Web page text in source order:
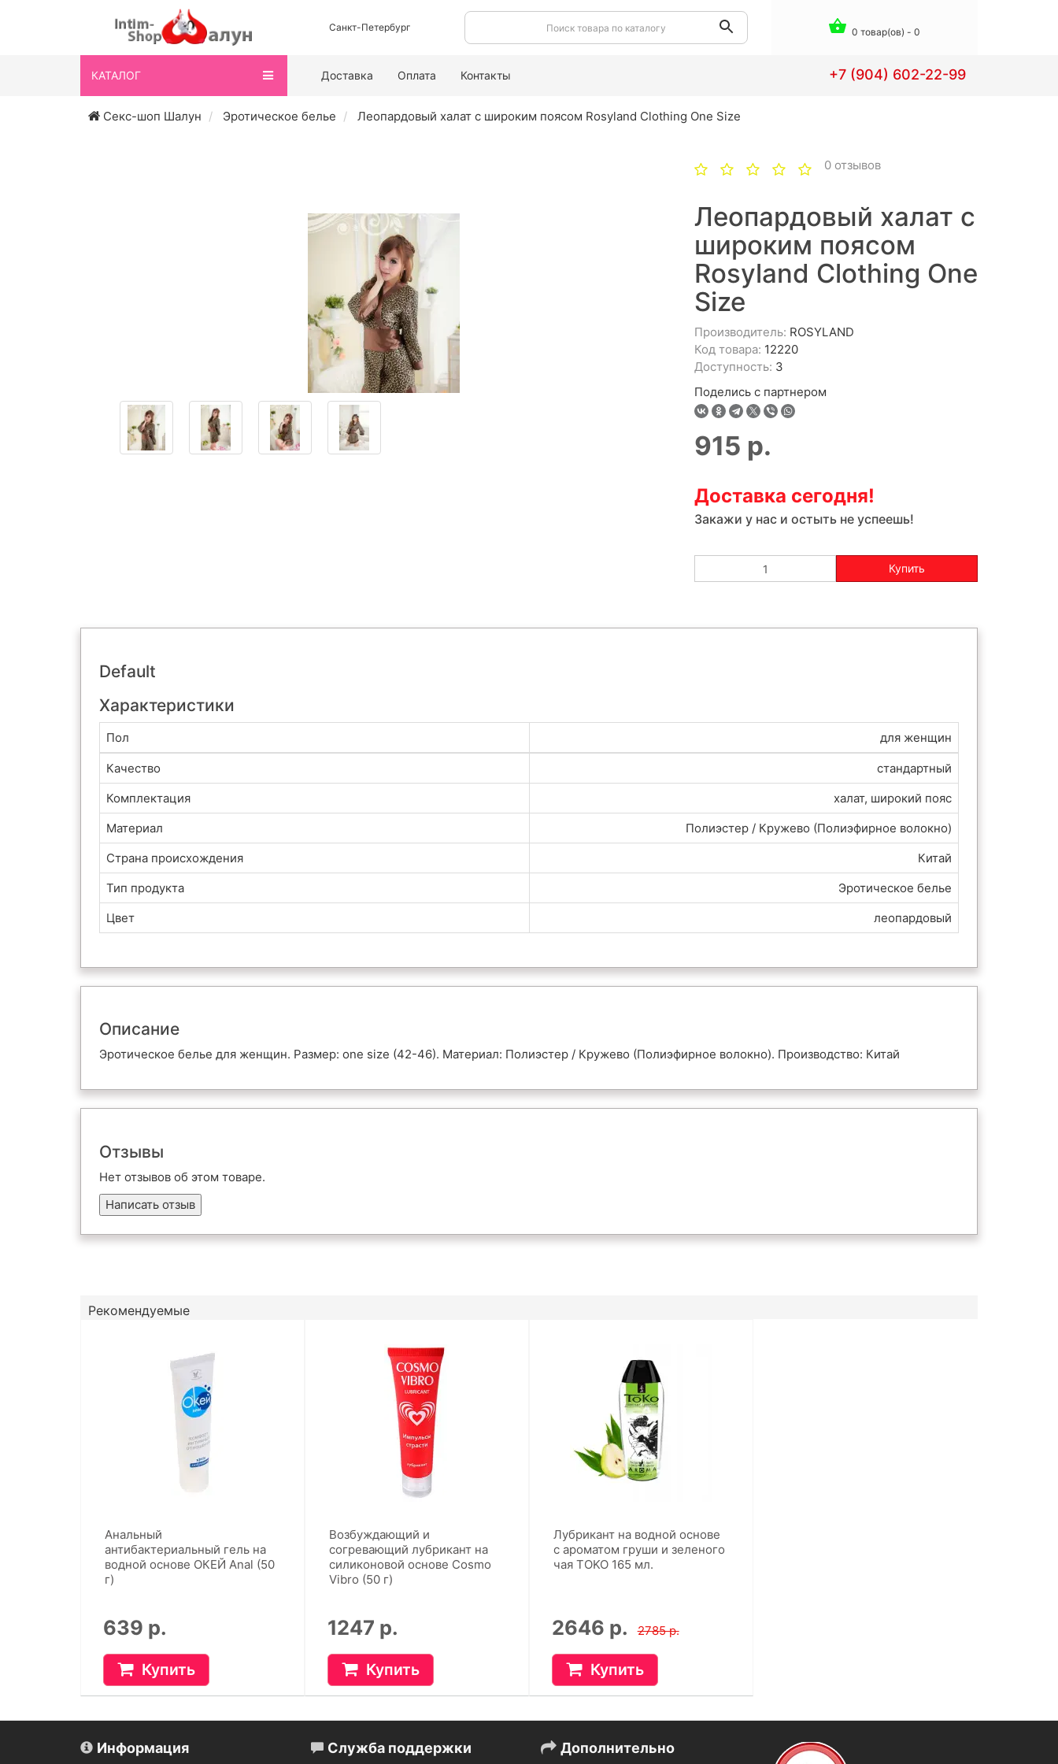
Санкт-Петербург 0 товар(ов) - 0
КАТАЛОГ Доставка Оплата Контакты +7 (904) 602-22-99
Секс-шоп Шалун Эротическое белье Леопардовый халат с широким поясом Rosyland Clothing One Size
0 отзывов
Леопардовый халат с
широким поясом
Rosyland Clothing One
Size
Производитель: ROSYLAND
Код товара: 12220
Доступность: 3
Поделись с партнером
915 р.
Доставка сегодня!
Закажи у нас и остыть не успеешь!
Купить
Default
Характеристики
Пол для женщин
Качество
стандартный
Комплектация
халат, широкий пояс
Материал
Полиэстер / Кружево (Полиэфирное волокно)
Страна происхождения
Китай
Тип продукта
Эротическое белье
Цвет
леопардовый
Описание
Эротическое белье для женщин. Размер: one size (42-46). Материал: Полиэстер / Кружево (Полиэфирное волокно). Производство: Китай
Отзывы
Нет отзывов об этом товаре.
Написать отзыв
Рекомендуемые
Анальный
антибактериальный гель на
водной основе ОКЕЙ Anal (50
г)
639 р.
Купить
Возбуждающий и
согревающий лубрикант на
силиконовой основе Cosmo
Vibro (50 г)
1247 р.
Купить
Лубрикант на водной основе
с ароматом груши и зеленого
чая TOKO 165 мл.
2646 р. 2785 р.
Купить
Информация Служба поддержки Дополнительно